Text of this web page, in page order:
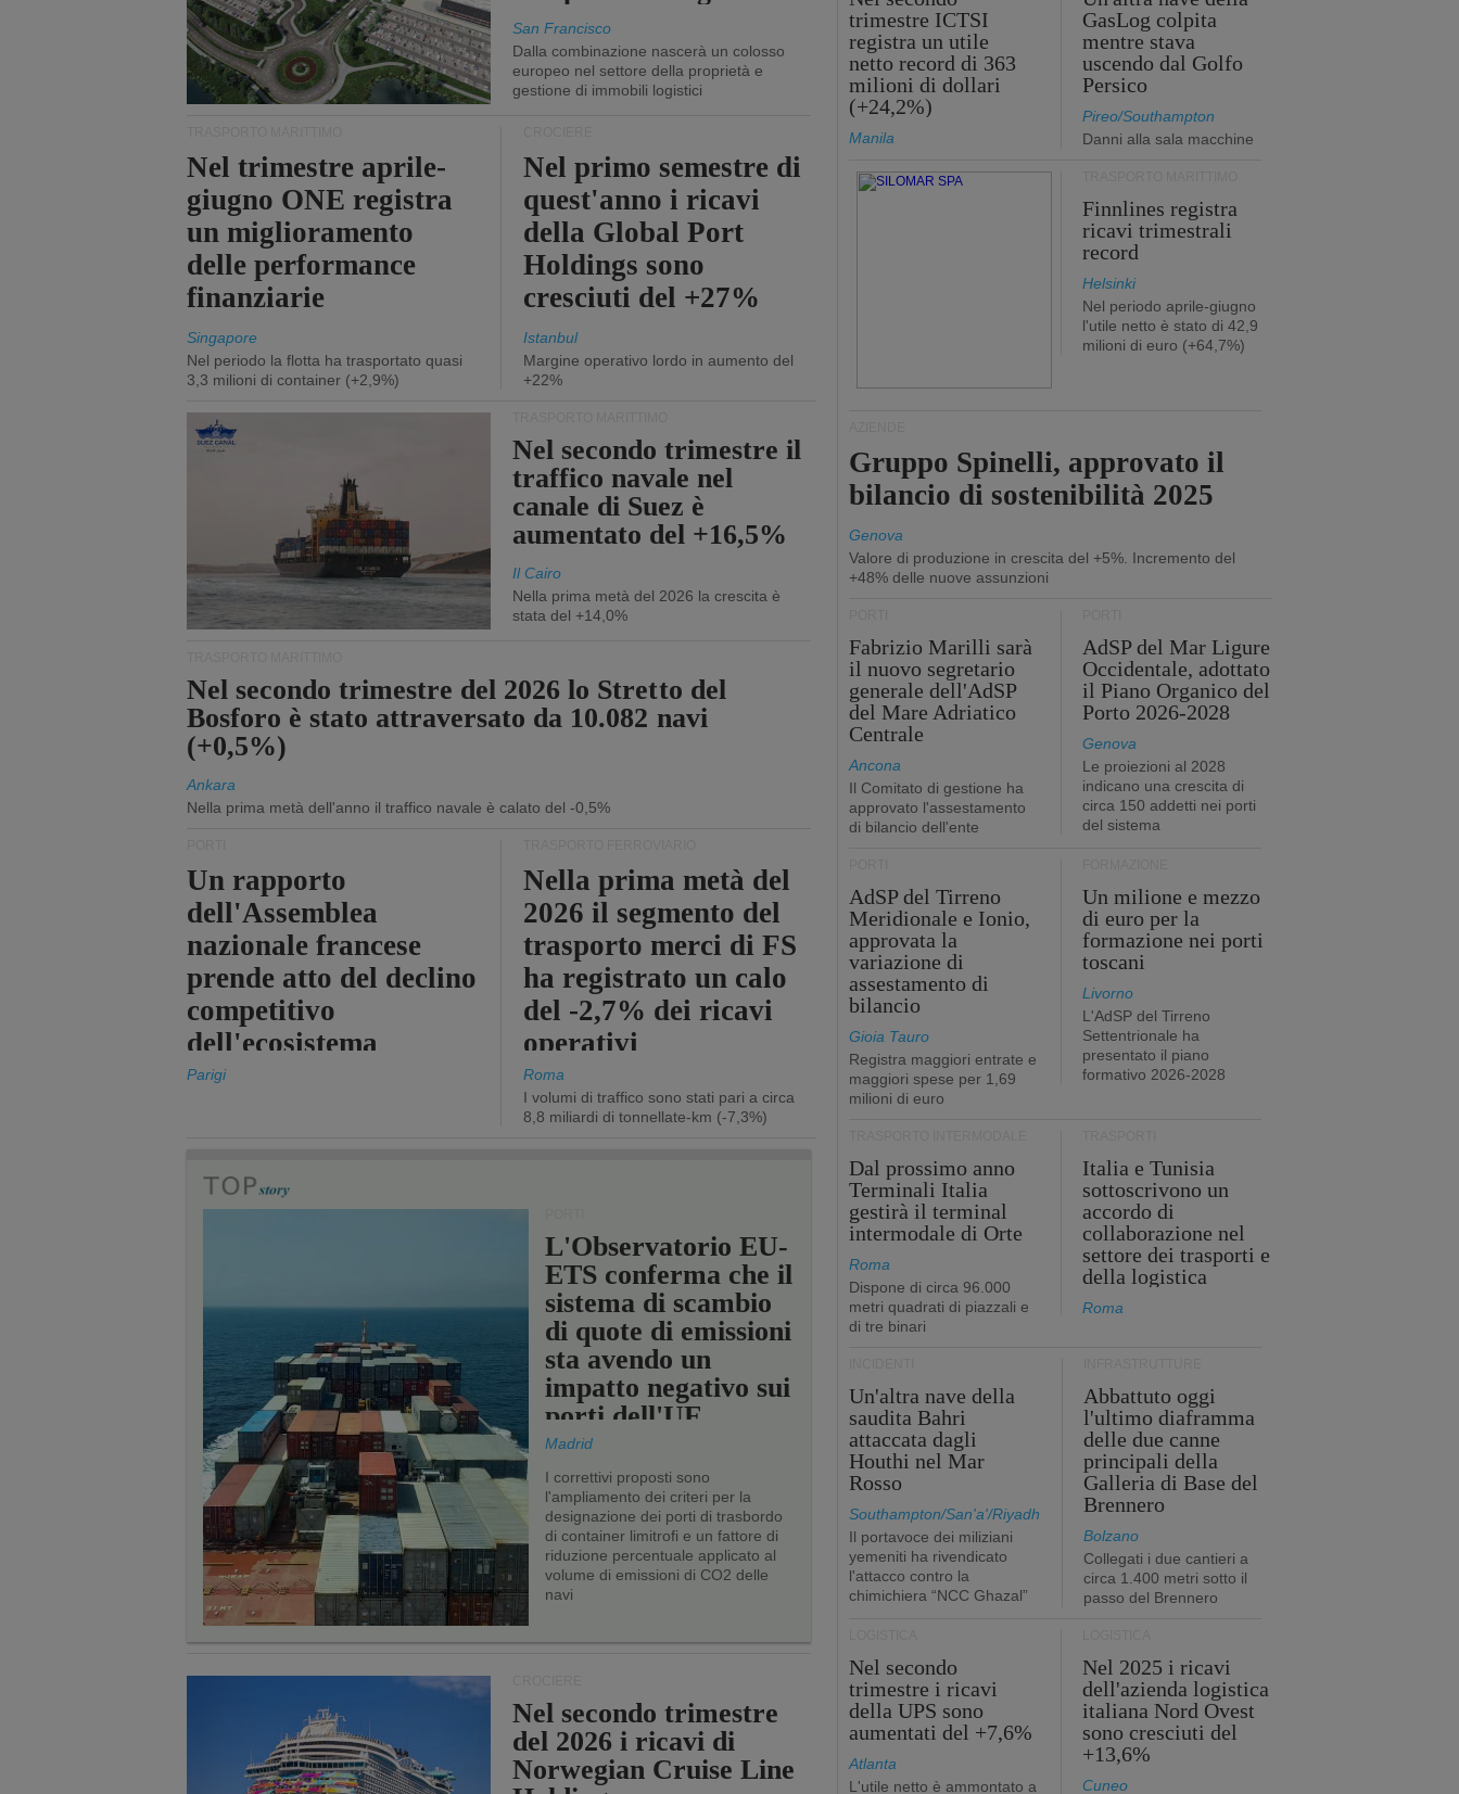
San Francisco
Dalla combinazione nascerà un colosso
europeo nel settore della proprietà e
gestione di immobili logistici
Nel trimestre aprile-
giugno ONE registra
un miglioramento
delle performance
finanziarie
Singapore
Nel periodo la flotta ha trasportato quasi
3,3 milioni di container (+2,9%)
Nel primo semestre di
quest'anno i ricavi
della Global Port
Holdings sono
cresciuti del +27%
Istanbul
Margine operativo lordo in aumento del
+22%
Nel secondo trimestre il
traffico navale nel
canale di Suez è
aumentato del +16,5%
Il Cairo
Nella prima metà del 2026 la crescita è
stata del +14,0%
Nel secondo trimestre del 2026 lo Stretto del
Bosforo è stato attraversato da 10.082 navi
(+0,5%)
Ankara
Nella prima metà dell'anno il traffico navale è calato del -0,5%
Un rapporto
dell'Assemblea
nazionale francese
prende atto del declino
competitivo
dell'ecosistema
portuale statale
Parigi
Nella prima metà del
2026 il segmento del
trasporto merci di FS
ha registrato un calo
del -2,7% dei ricavi
operativi
Roma
I volumi di traffico sono stati pari a circa
8,8 miliardi di tonnellate-km (-7,3%)
L'Observatorio EU-
ETS conferma che il
sistema di scambio
di quote di emissioni
sta avendo un
impatto negativo sui
porti dell'UE
Madrid
I correttivi proposti sono
l'ampliamento dei criteri per la
designazione dei porti di trasbordo
di container limitrofi e un fattore di
riduzione percentuale applicato al
volume di emissioni di CO2 delle
navi
Nel secondo trimestre
del 2026 i ricavi di
Norwegian Cruise Line
trimestre ICTSI
registra un utile
netto record di 363
milioni di dollari
(+24,2%)
Manila
GasLog colpita
mentre stava
uscendo dal Golfo
Persico
Pireo/Southampton
Danni alla sala macchine
Finnlines registra
ricavi trimestrali
record
Helsinki
Nel periodo aprile-giugno
l'utile netto è stato di 42,9
milioni di euro (+64,7%)
Gruppo Spinelli, approvato il
bilancio di sostenibilità 2025
Genova
Valore di produzione in crescita del +5%. Incremento del
+48% delle nuove assunzioni
Fabrizio Marilli sarà
il nuovo segretario
generale dell'AdSP
del Mare Adriatico
Centrale
Ancona
Il Comitato di gestione ha
approvato l'assestamento
di bilancio dell'ente
AdSP del Mar Ligure
Occidentale, adottato
il Piano Organico del
Porto 2026-2028
Genova
Le proiezioni al 2028
indicano una crescita di
circa 150 addetti nei porti
del sistema
AdSP del Tirreno
Meridionale e Ionio,
approvata la
variazione di
assestamento di
bilancio
Gioia Tauro
Registra maggiori entrate e
maggiori spese per 1,69
milioni di euro
Un milione e mezzo
di euro per la
formazione nei porti
toscani
Livorno
L'AdSP del Tirreno
Settentrionale ha
presentato il piano
formativo 2026-2028
Dal prossimo anno
Terminali Italia
gestirà il terminal
intermodale di Orte
Roma
Dispone di circa 96.000
metri quadrati di piazzali e
di tre binari
Italia e Tunisia
sottoscrivono un
accordo di
collaborazione nel
settore dei trasporti e
della logistica
Roma
Un'altra nave della
saudita Bahri
attaccata dagli
Houthi nel Mar
Rosso
Southampton/San'a'/Riyadh
Il portavoce dei miliziani
yemeniti ha rivendicato
l'attacco contro la
chimichiera “NCC Ghazal”
Abbattuto oggi
l'ultimo diaframma
delle due canne
principali della
Galleria di Base del
Brennero
Bolzano
Collegati i due cantieri a
circa 1.400 metri sotto il
passo del Brennero
Nel secondo
trimestre i ricavi
della UPS sono
aumentati del +7,6%
Atlanta
L'utile netto è ammontato a
Nel 2025 i ricavi
dell'azienda logistica
italiana Nord Ovest
sono cresciuti del
+13,6%
Cuneo